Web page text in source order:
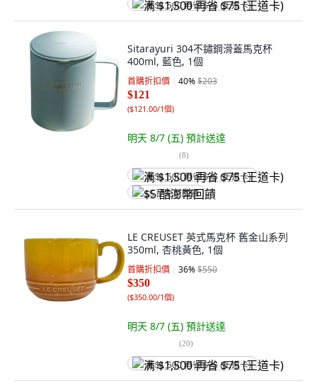
满 $1,500 再省 $75 (王道卡)
Sitarayuri 304不鏽鋼滑蓋馬克杯
400ml, 藍色, 1個
首購折扣價 40%$203
$121
($121.00/1個)
明天 8/7 (五) 預計送達
(8)
满 $1,500 再省 $75 (王道卡)
$5 酷澎幣回饋
LE CREUSET 英式馬克杯 舊金山系列
350ml, 杏桃黃色, 1個
首購折扣價 36%$550
$350
($350.00/1個)
明天 8/7 (五) 預計送達
(20)
满 $1,500 再省 $75 (王道卡)